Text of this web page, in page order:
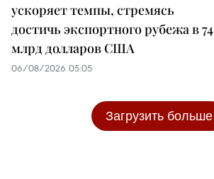
ускоряет темпы, стремясь
достичь экспортного рубежа в 74
млрд долларов США
06/08/2026 05:05
Загрузить больше